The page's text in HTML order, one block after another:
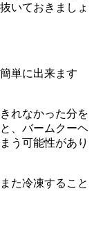
いておきましょ
単に出来ます
れなかった分を
、バームクーヘ
う可能性があり
た冷凍すること